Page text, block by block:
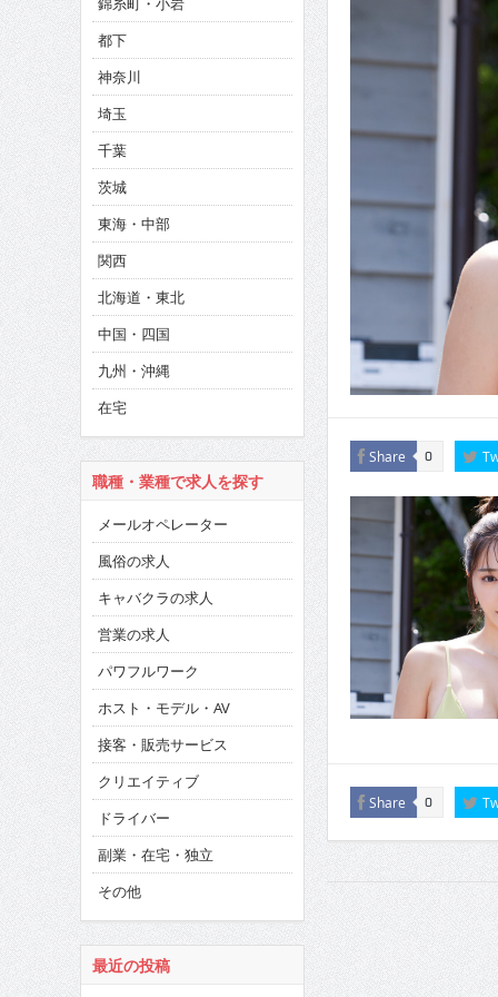
CINEMA×STYLE 286号
CINEMA×STYLE 285号
CINEMA×STYLE 294号
Share 0
Share 0
都下
神奈川
埼玉
千葉
茨城
東海・中部
関西
北海道・東北
中国・四国
九州・沖縄
在宅
職種・業種で求人を探す
メールオペレーター
風俗の求人
キャバクラの求人
営業の求人
パワフルワーク
ホスト・モデル・AV
接客・販売サービス
クリエイティブ
ドライバー
副業・在宅・独立
その他
最近の投稿